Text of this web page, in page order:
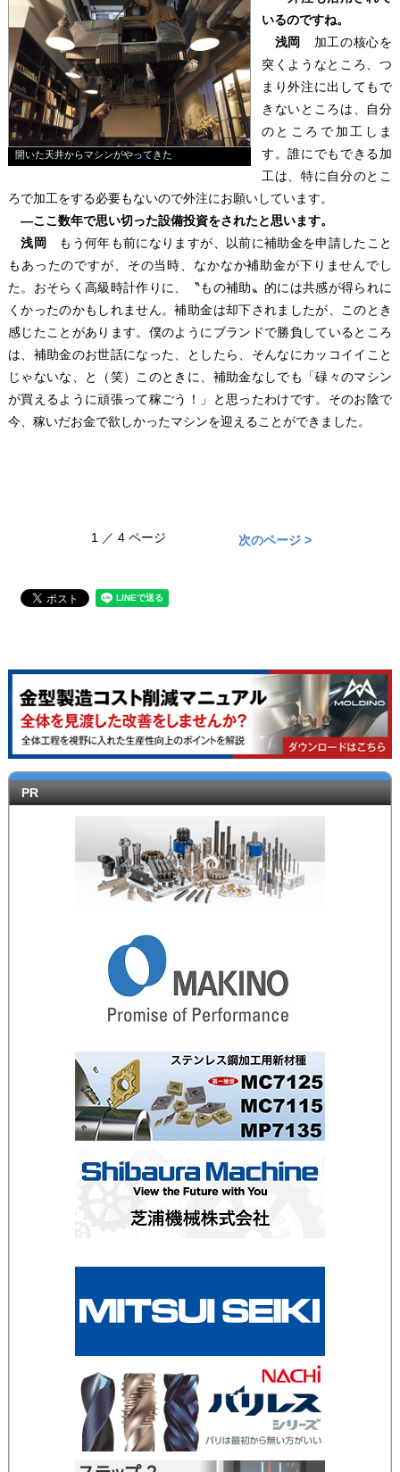
開いた天井からマシンがやってきた
いるのですね。
浅岡
加工の核心を
突くようなところ、つ
まり外注に出してもで
きないところは、自分
のところで加工しま
す。誰にでもできる加
工は、特に自分のとこ
ろで加工をする必要もないので外注にお願いしています。
―ここ数年で思い切った設備投資をされたと思います。
浅岡
もう何年も前になりますが、以前に補助金を申請したこと
もあったのですが、その当時、なかなか補助金が下りませんでし
た。おそらく高級時計作りに、〝もの補助〟的には共感が得られに
くかったのかもしれません。補助金は却下されましたが、このとき
感じたことがあります。僕のようにブランドで勝負しているところ
は、補助金のお世話になった、としたら、そんなにカッコイイこと
じゃないな、と（笑）このときに、補助金なしでも「碌々のマシン
が買えるように頑張って稼ごう！」と思ったわけです。そのお陰で
今、稼いだお金で欲しかったマシンを迎えることができました。
1 ／ 4 ページ 次のページ >
PR